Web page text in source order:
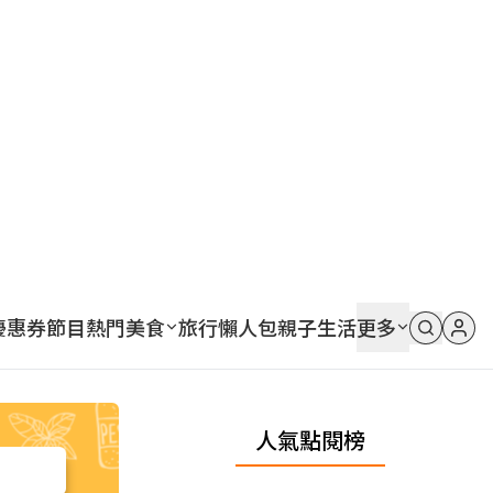
惠券節目熱門美食 旅行懶人包親子生活更多
人氣點閱榜